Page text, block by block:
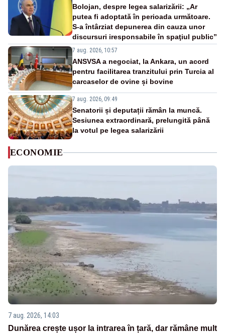
Bolojan, despre legea salarizării: „Ar
putea fi adoptată în perioada următoare.
S-a întârziat depunerea din cauza unor
discursuri iresponsabile în spaţiul public”
7 aug. 2026, 10:57
ANSVSA a negociat, la Ankara, un acord
pentru facilitarea tranzitului prin Turcia al
carcaselor de ovine și bovine
7 aug. 2026, 09:49
Senatorii și deputații rămân la muncă.
Sesiunea extraordinară, prelungită până
la votul pe legea salarizării
ECONOMIE
7 aug. 2026, 14:03
Dunărea crește ușor la intrarea în țară, dar rămâne mult